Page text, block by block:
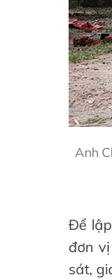
Anh
Để
đơn
sát,